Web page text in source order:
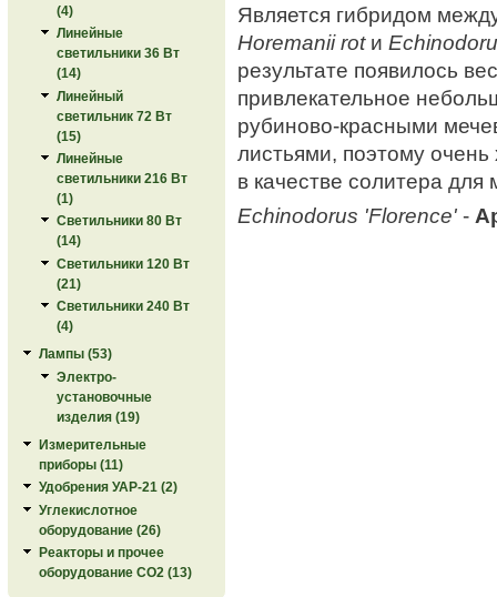
(4)
Линейные
светильники 36 Вт
(14)
Линейный
светильник 72 Вт
(15)
Линейные
светильники 216 Вт
(1)
Светильники 80 Вт
(14)
Светильники 120 Вт
(21)
Светильники 240 Вт
(4)
Лампы (53)
Электро-
установочные
изделия (19)
Измерительные
приборы (11)
Удобрения УАР-21 (2)
Углекислотное
оборудование (26)
Реакторы и прочее
оборудование СО2 (13)
Является гибридом
Horemanii rotи
результате появилось
привлекательное
рубиново-красными
листьями, поэтому
в качестве солитера
Echinodorus 'Florence' -